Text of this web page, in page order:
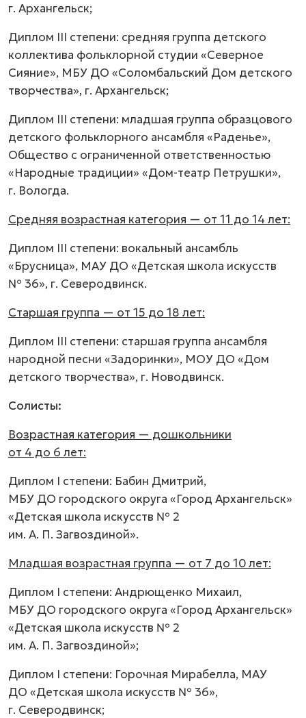
г. Архангельск;
Диплом III степени: средняя группа детского
коллектива фольклорной студии «Северное
Сияние», МБУ ДО «Соломбальский Дом детского
творчества», г. Архангельск;
Диплом III степени: младшая группа образцового
детского фольклорного ансамбля «Раденье»,
Общество с ограниченной ответственностью
«Народные традиции» «Дом-театр Петрушки»,
г. Вологда.
Средняя возрастная категория — от 11 до 14 лет:
Диплом III степени: вокальный ансамбль
«Брусница», МАУ ДО «Детская школа искусств
№ 36», г. Северодвинск.
Старшая группа — от 15 до 18 лет:
Диплом III степени: старшая группа ансамбля
народной песни «Задоринки», МОУ ДО «Дом
детского творчества», г. Новодвинск.
Солисты:
Возрастная категория — дошкольники
от 4 до 6 лет:
Диплом I степени: Бабин Дмитрий,
МБУ ДО городского округа «Город Архангельск»
«Детская школа искусств № 2
им. А. П. Загвоздиной».
Младшая возрастная группа — от 7 до 10 лет:
Диплом I степени: Андрющенко Михаил,
МБУ ДО городского округа «Город Архангельск»
«Детская школа искусств № 2
им. А. П. Загвоздиной»;
Диплом I степени: Горочная Мирабелла, МАУ
ДО «Детская школа искусств № 36»,
г. Северодвинск;